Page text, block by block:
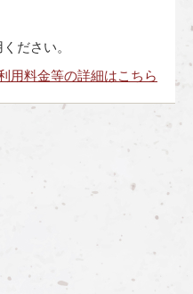
ださい。
用料金等の詳細はこちら